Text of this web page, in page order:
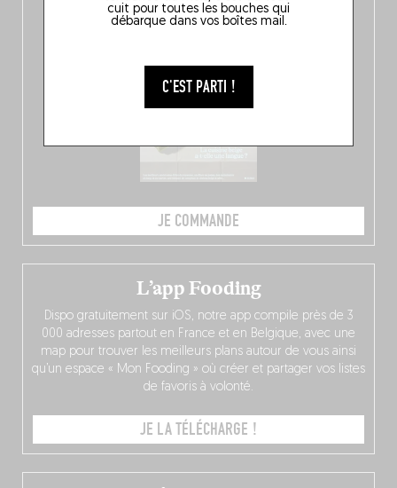
cuit pour toutes les bouches qui
débarque dans vos boîtes mail.
C'EST PARTI !
10 spotsau sommet de la belgitude.
JE COMMANDE
L’app Fooding
Dispo gratuitement sur iOS, notre app compile près de 3
000 adresses partout en France et en Belgique, avec une
map pour trouver les meilleurs plans autour de vous ainsi
qu’un espace « Mon Fooding » où créer et partager vos listes
de favoris à volonté.
JE LA TÉLÉCHARGE !